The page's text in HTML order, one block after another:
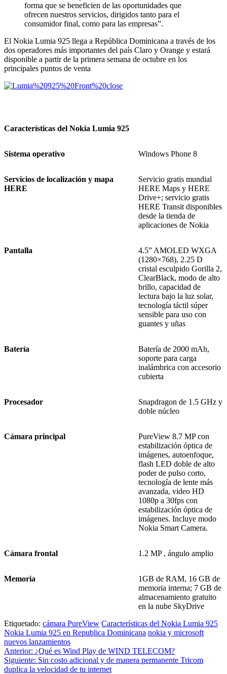
forma que se beneficien de las oportunidades que
ofrecen nuestros servicios, dirigidos tanto para el
consumidor final, como para las empresas”.
El Nokia Lumia 925 llega a República Dominicana a través de los
dos operadores más importantes del país Claro y Orange y estará
disponible a partir de la primera semana de octubre en los
principales puntos de venta
Características del Nokia Lumia 925
Sistema operativo Windows Phone 8
Servicios de localización y mapa
HERE
Servicio gratis mundial
HERE Maps y HERE
Drive+; servicio gratis
HERE Transit disponibles
desde la tienda de
aplicaciones de Nokia
Pantalla
4.5” AMOLED WXGA
(1280×768), 2.25 D
cristal esculpido Gorilla 2,
ClearBlack, modo de alto
brillo, capacidad de
lectura bajo la luz solar,
tecnología táctil súper
sensible para uso con
guantes y uñas
Batería
Batería de 2000 mAh,
soporte para carga
inalámbrica con accesorio
cubierta
Procesador
Snapdragon de 1.5 GHz y
doble núcleo
Cámara principal
PureView 8.7 MP con
estabilización óptica de
imágenes, autoenfoque,
flash LED doble de alto
poder de pulso corto,
tecnología de lente más
avanzada, video HD
1080p a 30fps con
estabilización óptica de
imágenes. Incluye modo
Nokia Smart Camera.
Cámara frontal 1.2 MP , ángulo amplio
Memoria
1GB de RAM, 16 GB de
memoria interna; 7 GB de
almacenamiento gratuito
en la nube SkyDrive
Etiquetado: cámara PureView Características del Nokia Lumia 925
Nokia Lumia 925 en Republica Dominicana nokia y microsoft
nuevos lanzamientos
Navegación
de
Anterior: ¿Qué es Wind Play de WIND TELECOM?
Siguiente: Sin costo adicional y de manera permanente Tricom
duplica la velocidad de tu internet